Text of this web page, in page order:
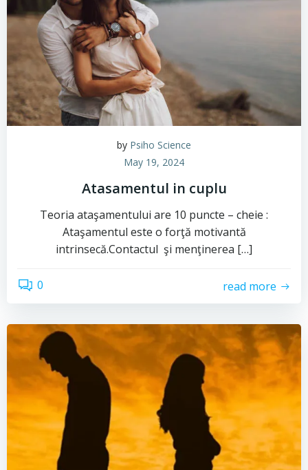
by Psiho Science
May 19, 2024
Atasamentul in cuplu
Teoria ataşamentului are 10 puncte – cheie :
Ataşamentul este o forţă motivantă
intrinsecă.Contactul şi menţinerea […]
0 read more